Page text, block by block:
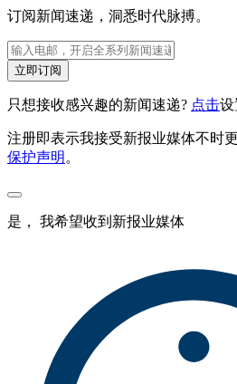
订阅新闻速递，洞悉时代脉搏。
立即订阅
只想接收感兴趣的新闻速递? 点击设
注册即表示我接受新报业媒体不时
保护声明 。
是， 我希望收到新报业媒体